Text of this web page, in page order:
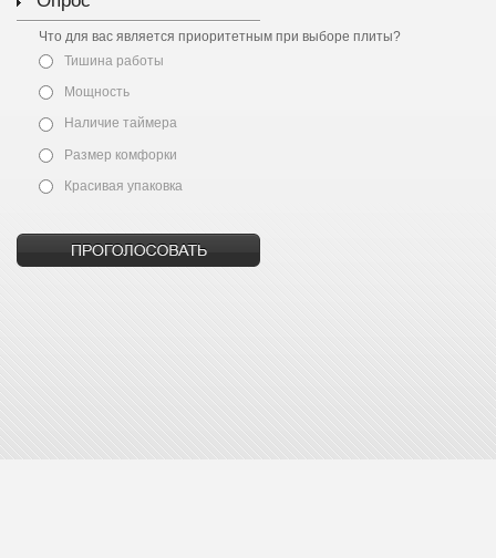
Что для вас является приоритетным при выборе плиты?
Тишина работы
Мощность
Наличие таймера
Размер комфорки
Красивая упаковка